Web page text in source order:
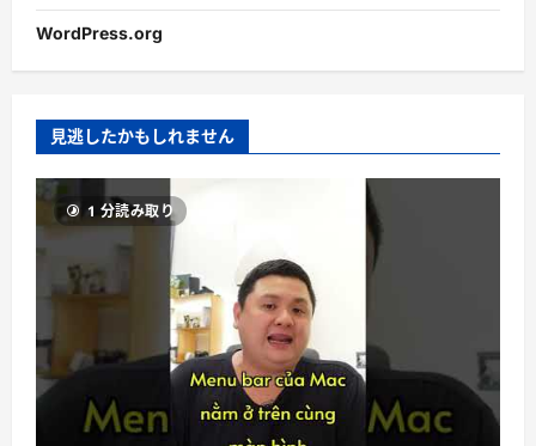
WordPress.org
見逃したかもしれません
1 分読み取り